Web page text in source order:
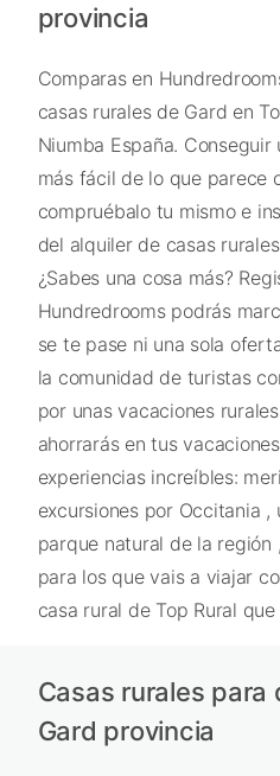
provincia
Comparas en
casas rurales de Gard en
Niumba España.
más fácil de lo que parece
compruébalo tu mismo e
del alquiler de casas
¿Sabes una cosa más?
Hundredrooms podrás
se te pase ni una sola
la comunidad de turistas
por unas vacaciones
ahorrarás en tus
experiencias increíbles:
excursiones por Occitania
parque natural de la
para los que vais a viajar
casa rural de Top Rural que
Casas rurales para
Gard provincia